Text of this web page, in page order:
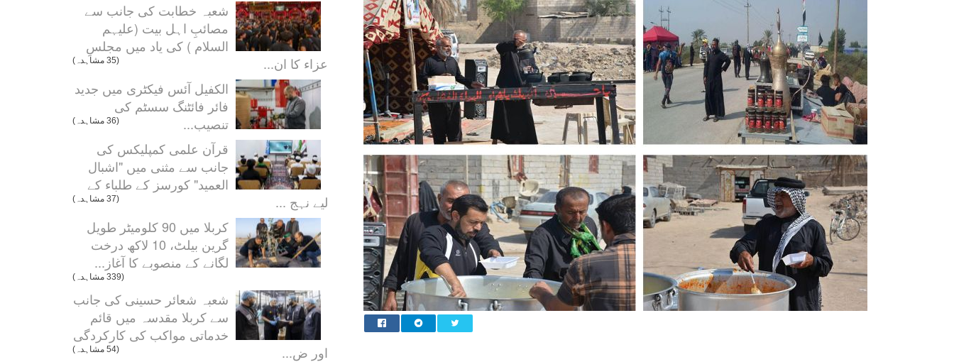
شعبہ خطابت کی جانب سے
مصائبِ اہل بیت (علیہم
السلام ) کی یاد میں مجلسِ
عزاء کا ان...
(35 مشاہدہ)
الکفیل آئس فیکٹری میں جدید
فائر فائٹنگ سسٹم کی
تنصیب...
(36 مشاہدہ)
قرآن علمی کمپلیکس کی
جانب سے مثنی میں "اشبال
العميد" کورسز کے طلباء کے
لیے نہج ...
(37 مشاہدہ)
کربلا میں 90 کلومیٹر طویل
گرین بیلٹ، 10 لاکھ درخت
لگانے کے منصوبے کا آغاز...
(339 مشاہدہ)
شعبہ شعائر حسینی کی جانب
سے کربلا مقدسہ میں قائم
خدماتی مواکب کی کارکردگی
اور ض...
(54 مشاہدہ)